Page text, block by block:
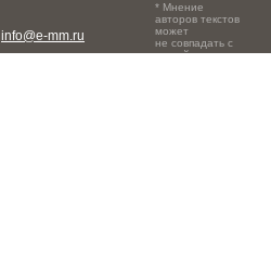
info@e-mm.ru
* Мнение
авторов текстов
может
не совпадать с
точкой зрения